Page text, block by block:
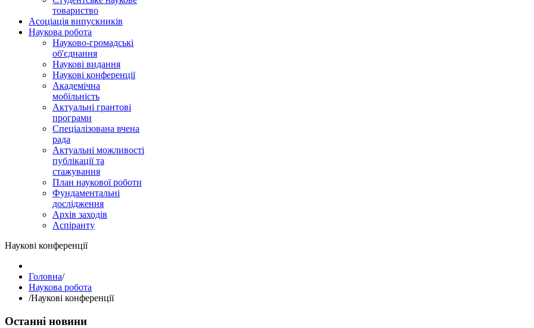
товариство
Асоціація випускників
Наукова робота
Науково-громадські
об'єднання
Наукові видання
Наукові конференції
Академічна
мобільність
Актуальні грантові
програми
Спеціалізована вчена
рада
Актуальні можливості
публікації та
стажування
План наукової роботи
Фундаментальні
дослідження
Архів заходів
Аспіранту
Наукові конференції
Головна/
Наукова робота
/Наукові конференції
Останні новини